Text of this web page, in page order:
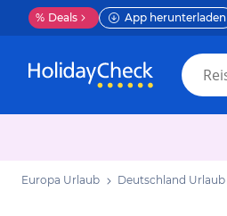
% Deals App herunterladen
Europa Urlaub Deutschland Urlaub